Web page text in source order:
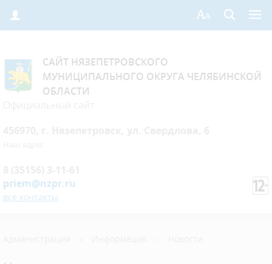
САЙТ НЯЗЕПЕТРОВСКОГО
МУНИЦИПАЛЬНОГО ОКРУГА ЧЕЛЯБИНСКОЙ
ОБЛАСТИ
priem@nzpr.ru
все контакты